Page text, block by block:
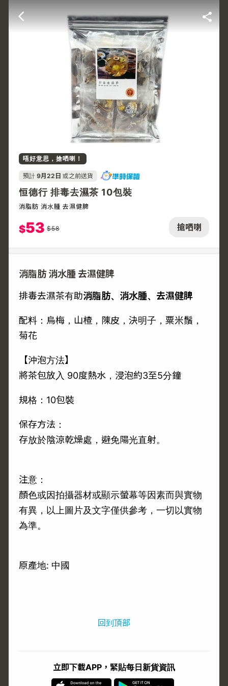
搶哂喇
唔好意思，搶哂喇！
預計 9月22日 或之前送貨
恒德行 排毒去濕茶 10包裝
消脂肪 消水腫 去濕健脾
$53 $58
消脂肪 消水腫 去濕健脾
排毒去濕茶有助消脂肪、消水腫、去濕健脾
配料：烏梅，山楂，陳皮，決明子，粟米鬚，
菊花
【沖泡方法】
將茶包放入 90度熱水，浸泡約3至5分鐘
規格：10包裝
保存方法：
存放於陰涼乾燥處，避免陽光直射。
注意：
顏色或因拍攝器材或顯示螢幕等因素而與實物
有異，以上圖片及文字僅供參考，一切以實物
為準。
原產地: 中國
回到頂部
立即下載APP，緊貼每日新貨資訊